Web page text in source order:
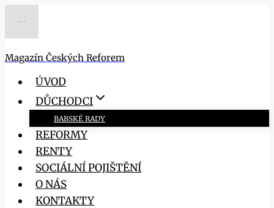
Magazín Českých Reforem
ÚVOD
DŮCHODCI
BABSKÉ RADY
REFORMY
RENTY
SOCIÁLNÍ POJIŠTĚNÍ
O NÁS
KONTAKTY